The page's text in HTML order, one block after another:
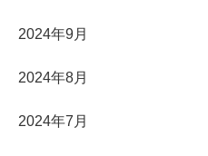
2024年9月
2024年8月
2024年7月